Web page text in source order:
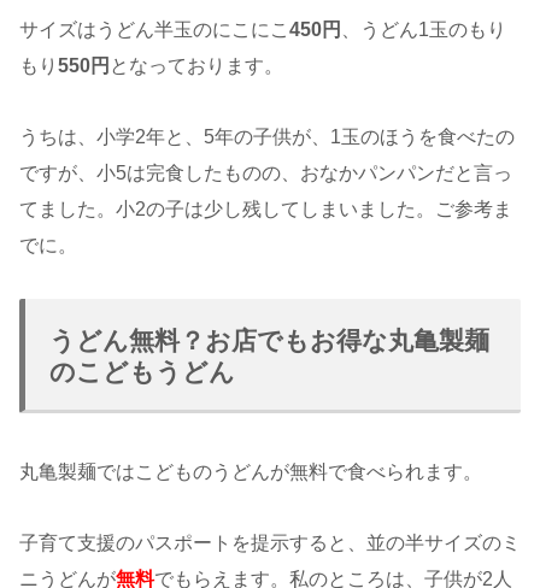
サイズはうどん半玉のにこにこ 450円
、うどん1玉のもり
もり 550円 となっております。
うちは、小学2年と、5年の子供が、1玉のほうを食べたの
ですが、小5は完食したものの、おなかパンパンだと言っ
てました。小2の子は少し残してしまいました。ご参考ま
でに。
うどん無料？お店でもお得な丸亀製麺
のこどもうどん
丸亀製麺ではこどものうどんが無料で食べられます。
子育て支援のパスポートを提示すると、並の半サイズのミ
ニうどんが無料でもらえます。私のところは、子供が2人